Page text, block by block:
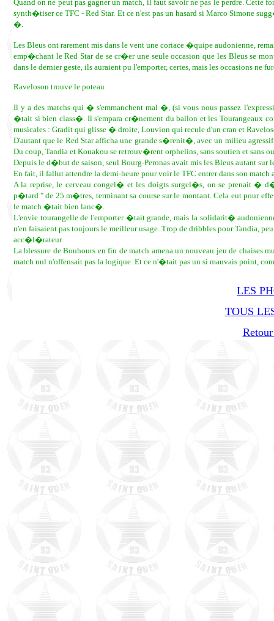
Quand on ne peut pas gagner un match, il faut savoir ne pas le perdre.
synth�tiser ce TFC - Red Star. Et ce n'est pas un hasard si Marco Simone
�.
Les Bleus ont rarement mis dans le vent une coriace �quipe audonienne,
emp�chant le Red Star de se cr�er une seule occasion que les Bleus se
dans le dernier geste, ils auraient pu l'emporter, certes, mais les occasions ne
Raveloson trouve le poteau
Il y a des matchs qui � s'emmanchent mal �, (si vous nous passez
�tait si bien class�. Il s'empara cr�nement du ballon et les Tourangeaux
musicales : Gradit qui glisse � droite, Louvion qui recule d'un cran et
D'autant que le Red Star afficha une grande s�renit�, avec un milieu
Du coup, Tandia et Kouakou se retrouv�rent orphelins, sans soutien et sans
Depuis le d�but de saison, seul Bourg-Peronas avait mis les Bleus autant
En fait, il fallut attendre la demi-heure pour voir le TFC entrer dans son
A la reprise, le cerveau congel� et les doigts surgel�s, on se prenait �
p�tard " de 25 m�tres, terminant sa course sur le montant. Cela eut pour
le match �tait bien lanc�.
L'envie tourangelle de l'emporter �tait grande, mais la solidarit�
n'en faisaient pas toujours le meilleur usage. Trop de dribbles pour Tandia,
acc�l�rateur.
La blessure de Bouhours en fin de match amena un nouveau jeu de
match nul n'offensait pas la logique. Et ce n'�tait pas un si mauvais point,
LES
TOUS